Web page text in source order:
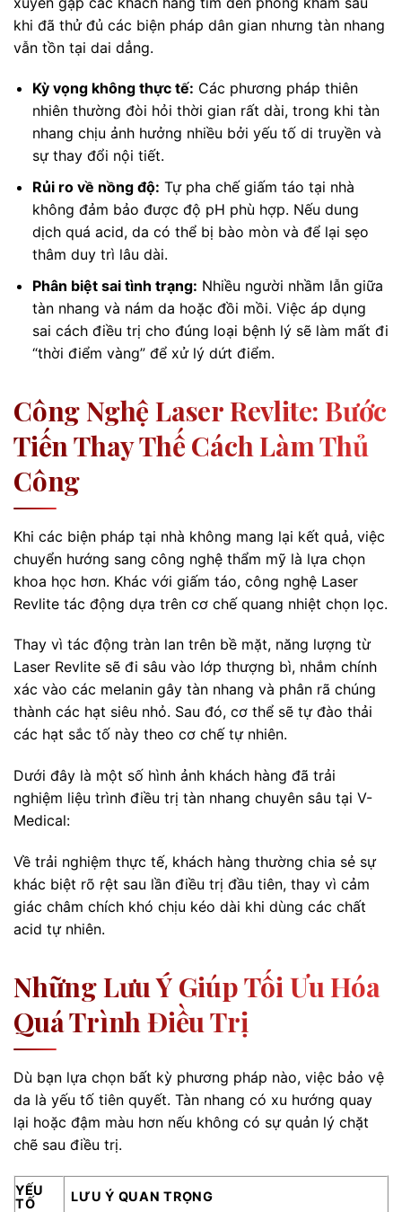
khi đã thử đủ các biện pháp dân gian nhưng tàn nhang
vẫn tồn tại dai dẳng.
Kỳ vọng không thực tế: Các phương pháp thiên
nhiên thường đòi hỏi thời gian rất dài, trong khi tàn
nhang chịu ảnh hưởng nhiều bởi yếu tố di truyền và
sự thay đổi nội tiết.
Rủi ro về nồng độ: Tự pha chế giấm táo tại nhà
không đảm bảo được độ pH phù hợp. Nếu dung
dịch quá acid, da có thể bị bào mòn và để lại sẹo
thâm duy trì lâu dài.
Phân biệt sai tình trạng: Nhiều người nhầm lẫn giữa
tàn nhang và nám da hoặc đồi mồi. Việc áp dụng
sai cách điều trị cho đúng loại bệnh lý sẽ làm mất đi
“thời điểm vàng” để xử lý dứt điểm.
Công Nghệ Laser Revlite: Bước
Tiến Thay Thế Cách Làm Thủ
Công
Khi các biện pháp tại nhà không mang lại kết quả, việc
chuyển hướng sang công nghệ thẩm mỹ là lựa chọn
khoa học hơn. Khác với giấm táo, công nghệ Laser
Revlite tác động dựa trên cơ chế quang nhiệt chọn lọc.
Thay vì tác động tràn lan trên bề mặt, năng lượng từ
Laser Revlite sẽ đi sâu vào lớp thượng bì, nhắm chính
xác vào các melanin gây tàn nhang và phân rã chúng
thành các hạt siêu nhỏ. Sau đó, cơ thể sẽ tự đào thải
các hạt sắc tố này theo cơ chế tự nhiên.
Dưới đây là một số hình ảnh khách hàng đã trải
nghiệm liệu trình điều trị tàn nhang chuyên sâu tại V-
Medical:
Về trải nghiệm thực tế, khách hàng thường chia sẻ sự
khác biệt rõ rệt sau lần điều trị đầu tiên, thay vì cảm
giác châm chích khó chịu kéo dài khi dùng các chất
acid tự nhiên.
Những Lưu Ý Giúp Tối Ưu Hóa
Quá Trình Điều Trị
Dù bạn lựa chọn bất kỳ phương pháp nào, việc bảo vệ
da là yếu tố tiên quyết. Tàn nhang có xu hướng quay
lại hoặc đậm màu hơn nếu không có sự quản lý chặt
chẽ sau điều trị.
YẾU
TỐ
LƯU Ý QUAN TRỌNG